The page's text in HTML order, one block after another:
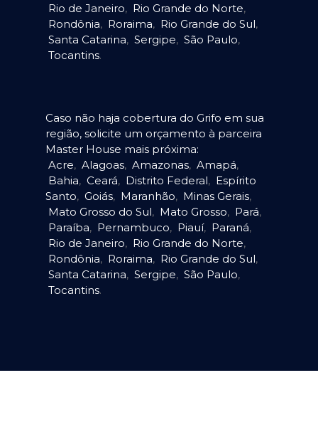
Rio de Janeiro, Rio Grande do Norte,
Rondônia, Roraima, Rio Grande do Sul,
Santa Catarina, Sergipe, São Paulo,
Tocantins.
Caso não haja cobertura do Grifo em sua
região, solicite um orçamento à parceira
Master House mais próxima:
Acre, Alagoas, Amazonas, Amapá,
Bahia, Ceará, Distrito Federal, Espírito
Santo, Goiás, Maranhão, Minas Gerais,
Mato Grosso do Sul, Mato Grosso, Pará,
Paraíba, Pernambuco, Piauí, Paraná,
Rio de Janeiro, Rio Grande do Norte,
Rondônia, Roraima, Rio Grande do Sul,
Santa Catarina, Sergipe, São Paulo,
Tocantins.